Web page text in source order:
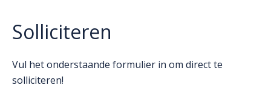
Solliciteren
Vul het onderstaande formulier in om direct te
solliciteren!